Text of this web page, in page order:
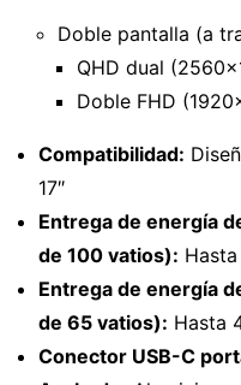
Doble pantalla (a
QHD dual
Doble FHD
Compatibilidad:
17″
Entrega de energía
de 100 vatios):
Entrega de energía
de 65 vatios): Hasta
Conector USB-C